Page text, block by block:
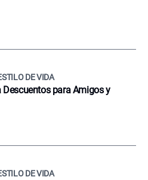
DE VIDA
Descuentos para Amigos y
DE VIDA